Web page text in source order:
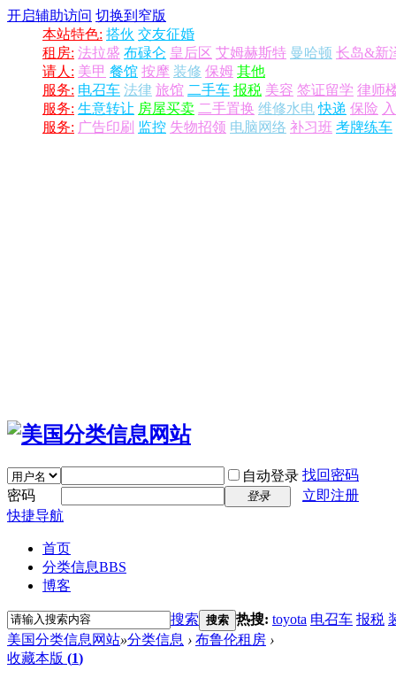
开启辅助访问 切换到窄版
本站特色: 搭伙 交友征婚
租房: 法拉盛 布碌仑 皇后区 艾姆赫斯特 曼哈顿 长岛&新
请人: 美甲 餐馆 按摩 装修 保姆 其他
服务: 电召车 法律 旅馆 二手车 报税 美容 签证留学 律师
服务: 生意转让 房屋买卖 二手置换 维修水电 快递 保险
服务: 广告印刷 监控 失物招领 电脑网络 补习班 考牌练车
自动登录 找回密码
密码
登录
立即注册
快捷导航
首页
分类信息BBS
博客
搜索 搜索 热搜: toyota 电召车 报税
美国分类信息网站»分类信息 › 布鲁伦租房 ›
收藏本版 (1)